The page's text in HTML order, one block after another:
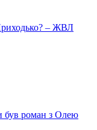
– ЖВЛ
був роман з Олею